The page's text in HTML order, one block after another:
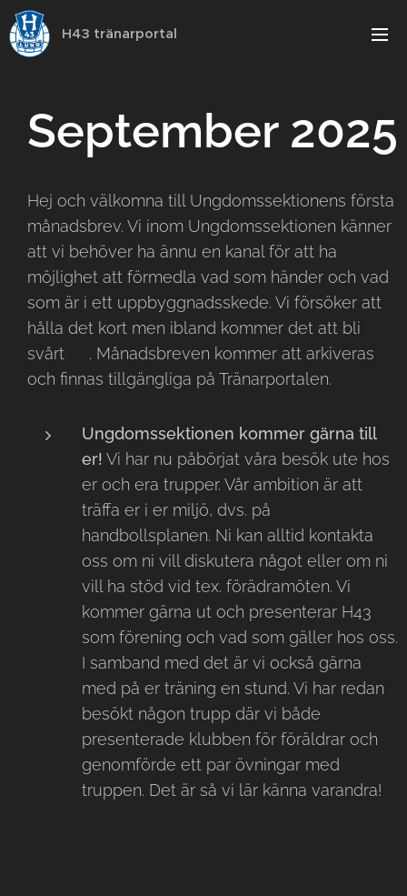
H43 tränarportal
September 2025
Hej och välkomna till Ungdomssektionens första
månadsbrev. Vi inom Ungdomssektionen känner
att vi behöver ha ännu en kanal för att ha
möjlighet att förmedla vad som händer och vad
som är i ett uppbyggnadsskede. Vi försöker att
hålla det kort men ibland kommer det att bli
svårt 🙂. Månadsbreven kommer att arkiveras
och finnas tillgängliga på Tränarportalen.
Ungdomssektionen kommer gärna till
er! Vi har nu påbörjat våra besök ute hos
er och era trupper. Vår ambition är att
träffa er i er miljö, dvs. på
handbollsplanen. Ni kan alltid kontakta
oss om ni vill diskutera något eller om ni
vill ha stöd vid tex. förädramöten. Vi
kommer gärna ut och presenterar H43
som förening och vad som gäller hos oss.
I samband med det är vi också gärna
med på er träning en stund. Vi har redan
besökt någon trupp där vi både
presenterade klubben för föräldrar och
genomförde ett par övningar med
truppen. Det är så vi lär känna varandra!